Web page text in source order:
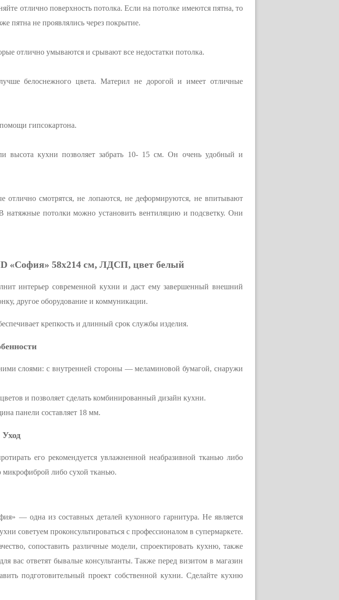
отлично поверхность потолка. Если на потолке имеются пятна, то
пятна не проявлялись через покрытие.
отлично умываются и срывают все недостатки потолка.
белоснежного цвета. Материл не дорогой и имеет отличные
гипсокартона.
высота кухни позволяет забрать 10- 15 см. Он очень удобный и
отлично смотрятся, не лопаются, не деформируются, не впитывают
натяжные потолки можно установить вентиляцию и подсветку. Они
«София» 58x214 см, ЛДСП, цвет белый
интерьер современной кухни и даст ему завершенный внешний
другое оборудование и коммуникации.
крепкость и длинный срок службы изделия.
слоями: с внутренней стороны — меламиновой бумагой, снаружи
и позволяет сделать комбинированный дизайн кухни.
панели составляет 18 мм.
Уход
его рекомендуется увлажненной неабразивной тканью либо
либо сухой тканью.
— одна из составных деталей кухонного гарнитура. Не является
советуем проконсультироваться с профессионалом в супермаркете.
сопоставить различные модели, спроектировать кухню, также
вас ответят бывалые консультанты. Также перед визитом в магазин
подготовительный проект собственной кухни. Сделайте кухню